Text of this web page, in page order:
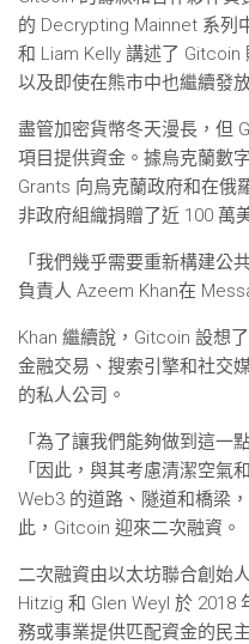
的 Decrypting Mainnet 系列
和 Liam Kelly 講述了
以及即使在熊市中也繼續發
盡管加密貨幣冬天漫長，但
項目提供資金。據烏克蘭數
Grants 向烏克蘭政府和在俄
非政府組織捐贈了近 100 萬
「我們幾乎需要重新構建公
負責人 Azeem Khan在
Khan 繼續說，Gitcoin 設想
金融交易、搜索引擎和社交
的私人公司。
「為了讓我們能夠做到這一
「因此，與其考慮清潔空氣
Web3 的道路、隧道和橋梁
此，Gitcoin 迎來二次融資。
二次融資由以太坊聯合創始
Hitzig 和 Glen Weyl 於 2018
務或事業提供匹配資金的民